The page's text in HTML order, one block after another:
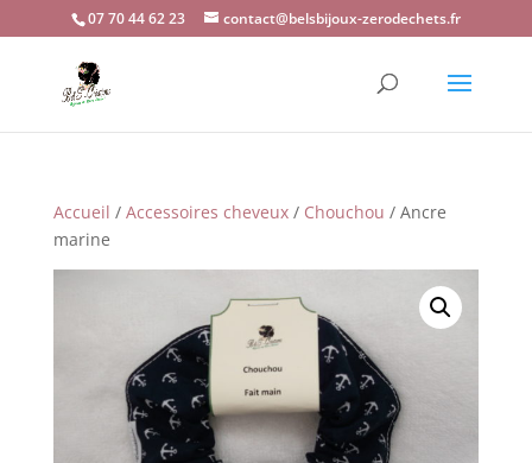
07 70 44 62 23 contact@belsbijoux-zerodechets.fr
Accueil / Accessoires cheveux/ Chouchou / Ancre
marine